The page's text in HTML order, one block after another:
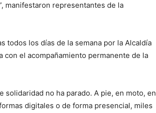
manifestaron representantes de la
todos los días de la semana por la Alcaldía
el acompañamiento permanente de la
no ha parado. A pie, en moto, en
digitales o de forma presencial, miles